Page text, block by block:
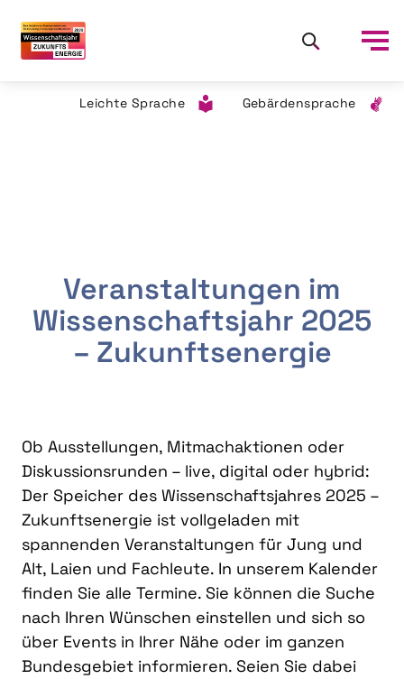
Leichte Sprache Gebärdensprache
Veranstaltungen im
Wissenschaftsjahr 2025
– Zukunftsenergie
Ob Ausstellungen, Mitmachaktionen oder
Diskussionsrunden – live, digital oder hybrid:
Der Speicher des Wissenschaftsjahres 2025 –
Zukunftsenergie ist vollgeladen mit
spannenden Veranstaltungen für Jung und
Alt, Laien und Fachleute. In unserem Kalender
finden Sie alle Termine. Sie können die Suche
nach Ihren Wünschen einstellen und sich so
über Events in Ihrer Nähe oder im ganzen
Bundesgebiet informieren. Seien Sie dabei